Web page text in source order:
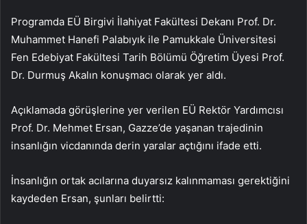
Programda EÜ Birgivi İlahiyat Fakültesi Dekanı Prof. Dr.
Muhammet Hanefi Palabıyık ile Pamukkale Üniversitesi
Fen Edebiyat Fakültesi Tarih Bölümü Öğretim Üyesi Prof.
Dr. Durmuş Akalın konuşmacı olarak yer aldı.
Açıklamada görüşlerine yer verilen EÜ Rektör Yardımcısı
Prof. Dr. Mehmet Ersan, Gazze’de yaşanan trajedinin
insanlığın vicdanında derin yaralar açtığını ifade etti.
İnsanlığın ortak acılarına duyarsız kalınmaması gerektiğini
kaydeden Ersan, şunları belirtti: